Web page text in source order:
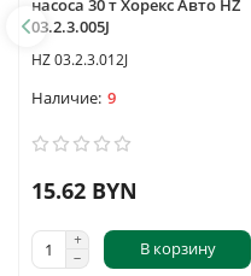
насоса 30 т Хорекс Авто HZ
03.2.3.005J
HZ 03.2.3.012J
9
15.62 BYN
В корзину